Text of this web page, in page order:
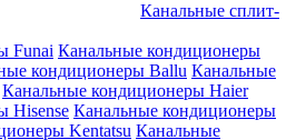
Канальные сплит-
Funai Канальные кондиционеры
кондиционеры Ballu Канальные
Канальные кондиционеры Haier
Hisense Канальные кондиционеры
Kentatsu Канальные